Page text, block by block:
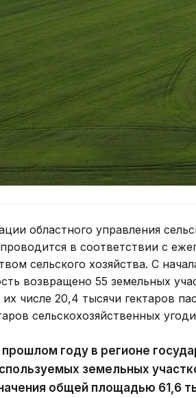
областного управления
проводится в соответствии с
сельского хозяйства. С
возвращено 55 земельных
их числе 20,4 тысячи гектаров
сельскохозяйственных
году в регионе
земельных
общей площадью 61,6